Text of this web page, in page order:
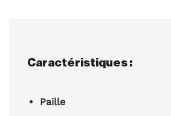
Caractéristiques :
Paille